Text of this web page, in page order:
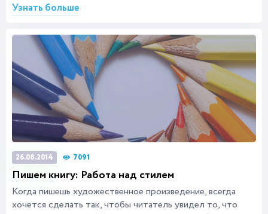
Узнать больше
26.08.2014 7091
Пишем книгу: Работа над стилем
Когда пишешь художественное произведение, всегда
хочется сделать так, чтобы читатель увидел то, что